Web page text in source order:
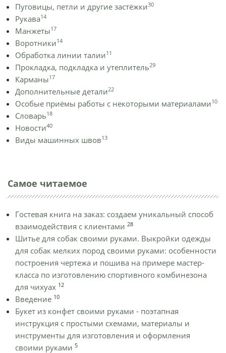
Пуговицы, петли и другие застёжки30
Рукава14
Манжеты17
Воротники14
Обработка линии талии11
Прокладка, подкладка и утеплитель29
Карманы17
Дополнительные детали22
Особые приёмы работы с некоторыми материалами10
Словарь18
Новости40
Виды машинных швов13
Самое читаемое
Гостевая книга на заказ: создаем уникальный способ
взаимодействия с клиентами 28
Шитье для собак своими руками. Выкройки одежды
для собак мелких пород своими руками: особенности
построения чертежа и пошива на примере мастер-
класса по изготовлению спортивного комбинезона
для чихуах 12
Введение 10
Букет из конфет своими руками - поэтапная
инструкция с простыми схемами, материалы и
инструменты для изготовления и оформления
своими руками 5